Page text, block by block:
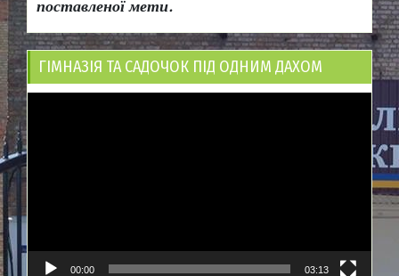
поставленої мети.
ГІМНАЗІЯ ТА САДОЧОК ПІД ОДНИМ ДАХОМ
00:00 03:13